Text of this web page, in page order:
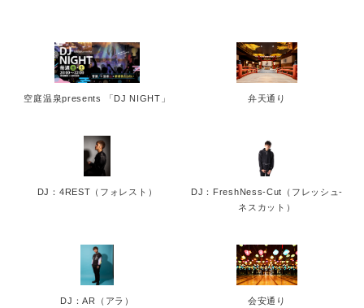
空庭温泉presents 「DJ NIGHT」 弁天通り
DJ：4REST（フォレスト）
DJ：FreshNess-Cut（フレッシュ-
ネスカット）
DJ：AR（アラ） 会安通り